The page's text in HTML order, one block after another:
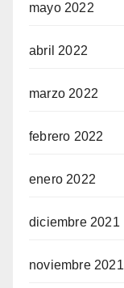
mayo 2022
abril 2022
marzo 2022
febrero 2022
enero 2022
diciembre 2021
noviembre 2021